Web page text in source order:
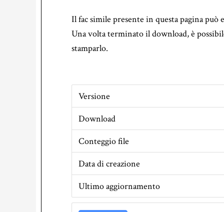
Il fac simile presente in questa pagina
Una volta terminato il download, è
stamparlo.
Versione
Download
Conteggio file
Data di creazione
Ultimo aggiornamento